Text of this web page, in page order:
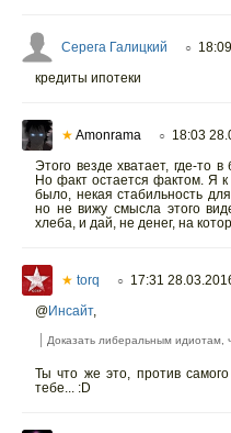
Серега Галицкий ○
кредиты ипотеки
★ Amonrama ○ 18:03
Этого везде хватает, где-то
Но факт остается фактом. Я
было, некая стабильность
но не вижу смысла этого
хлеба, и дай, не денег, на
★ torq ○ 17:31
@Инсайт,
Доказать либеральным идиотам,
Ты что же это, против
тебе... :D